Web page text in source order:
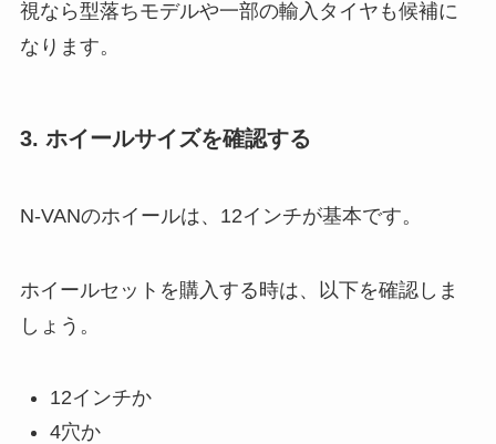
視なら型落ちモデルや一部の輸入タイヤも候補に
なります。
3. ホイールサイズを確認する
N-VANのホイールは、12インチが基本です。
ホイールセットを購入する時は、以下を確認しま
しょう。
12インチか
4穴か